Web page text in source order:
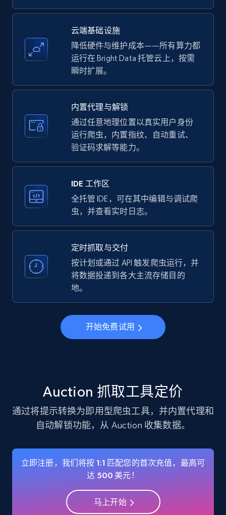
Amazon products - find products by using
upc numbers
price, Currency, Availability, Reviews count, and
more.
5.7K+
LinkedIn company information
ID, Name, Country code, Locations, Followers,
Employees in linkedin, About, Specialties, and
33.5K+ 3.5K+ 注册使用
Instagram - Profiles
Account, Fbid, ID, Followers, Posts count, Is
business account, Is professional account, Is
Instagram - Profiles - Collect profile
business account, Is professional account, Is
verified, and more.
3.5K+ 注册使用
云端基础设施
降低硬件与维护成本——所有算力都
运行在 Bright Data 托管云上，按需
瞬时扩展。
内置代理与解锁
通过任意地理位置以真实用户身份
运行爬虫，内置指纹、自动重试、
验证码求解等能力。
IDE 工作区
全托管 IDE，可在其中编辑与调试爬
虫，并查看实时日志。
定时抓取与交付
按计划或通过 API 触发爬虫运行，并
将数据投递到各大主流存储目的
地。
开始免费试用
Auction 抓取工具定价
通过将提示转换为即用型爬虫工具，并内置代理和
自动解锁功能，从 Auction 收集数据。
立即注册，我们将按 1:1 匹配您的首次充值，最高可
达 500 美元！
马上开始